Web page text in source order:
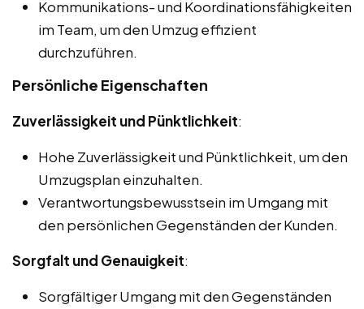
Kommunikations- und Koordinationsfähigkeiten
im Team, um den Umzug effizient
durchzuführen.
Persönliche Eigenschaften
Zuverlässigkeit und Pünktlichkeit:
Hohe Zuverlässigkeit und Pünktlichkeit, um den
Umzugsplan einzuhalten.
Verantwortungsbewusstsein im Umgang mit
den persönlichen Gegenständen der Kunden.
Sorgfalt und Genauigkeit:
Sorgfältiger Umgang mit den Gegenständen